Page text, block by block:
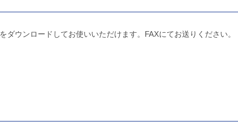
をダウンロードしてお使いいただけます。FAXにてお送りください。